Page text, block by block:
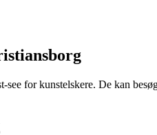
see for kunstelskere. De kan